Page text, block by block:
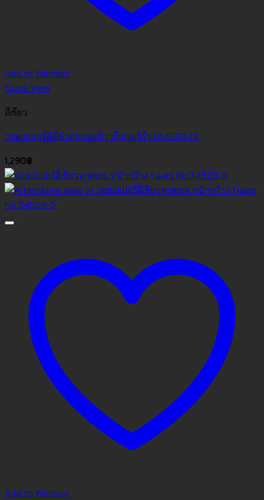
Add to Wishlist
Quick View
สีเขียว
วอลเปเปอร์สีเขียวอ่อนอมฟ้า เท็กเจอร์ผ้า No.531343
1,290฿
Add to Wishlist